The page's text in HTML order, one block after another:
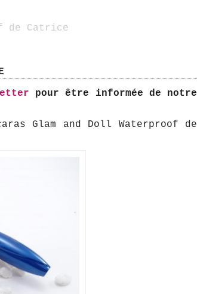
de Catrice
pour être informée de notre
Glam and Doll Waterproof de